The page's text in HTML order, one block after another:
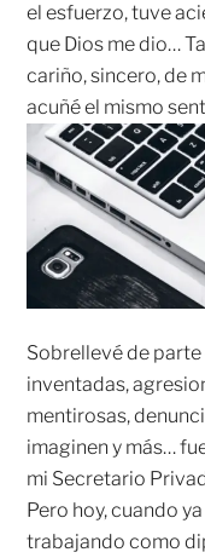
el esfuerzo, tuve
que Dios me dio…
cariño, sincero, de
acuñé el mismo
Sobrellevé de
inventadas,
mentirosas,
imaginen y más…
mi Secretario
Pero hoy, cuando
trabajando como